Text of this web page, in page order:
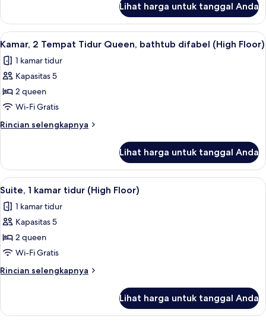
bathtub
difabel
Kamar,
Tempat
Queen,
bathtub
Lihat harga untuk tanggal Anda
Lihat
semua
foto
untuk
Kamar,
2
Tempat
Tidur
bathtub
difabel
(High
Floor)
Brankas, meja kerja, ruang kerja
4
Kamar, 2 Tempat Tidur Queen, bathtub difabel (High Floor)
1 kamar tidur
Kapasitas 5
2 queen
Wi-Fi Gratis
Rincian selengkapnya
Rincian
Kamar,
Tempat
Queen,
bathtub
(High
Floor)
Lihat harga untuk tanggal Anda
Lihat
semua
foto
untuk
Suite,
1
kamar
tidur
Floor)
Suite, 1 kamar tidur (High Floor) |
8
Suite, 1 kamar tidur (High Floor)
1 kamar tidur
Kapasitas 5
2 queen
Wi-Fi Gratis
Rincian selengkapnya
Rincian
Suite,
Lihat harga untuk tanggal Anda